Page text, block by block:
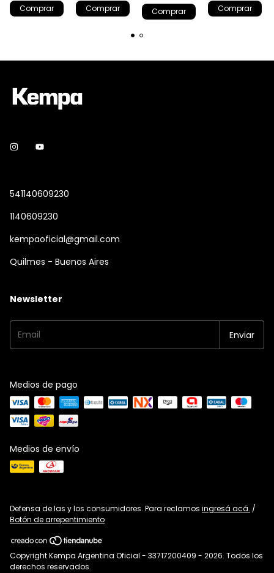
Comprar Comprar Comprar Comprar
541140609230
1140609230
kempaoficial@gmail.com
Quilmes - Buenos Aires
Newsletter
Medios de pago
Medios de envío
Defensa de las y los consumidores. Para reclamos ingresá acá. /
Botón de arrepentimiento
Copyright Kempa Argentina Oficial - 33717200409 - 2026. Todos los
derechos reservados.